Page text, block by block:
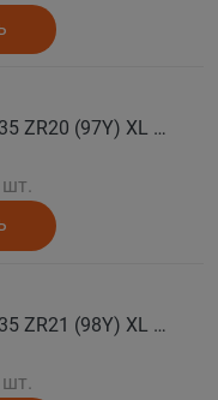
CONTINENTAL Автошина 255/35 ZR20 (97Y) XL FR SportContact 7 лето
CONTINENTAL Автошина 255/35 ZR21 (98Y) XL FR SportContact 7 лето